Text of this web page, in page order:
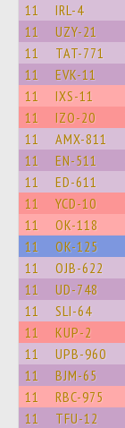
11 IRL-4
11 UZY-21
11 TAT-771
11 EVK-11
11 IXS-11
11 IZO-20
11 AMX-811
11 EN-511
11 ED-611
11 YCD-10
11 OK-118
11 OK-125
11 OJB-622
11 UD-748
11 SLI-64
11 KUP-2
11 UPB-960
11 BJM-65
11 RBC-975
11 TFU-12